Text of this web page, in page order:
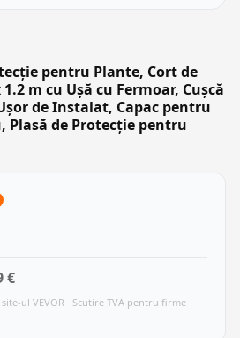
pentru Plante, Cort de
m cu Ușă cu Fermoar, Cușcă
de Instalat, Capac pentru
Plasă de Protecție pentru
€
ul VEVOR · Scutire TVA pentru firme